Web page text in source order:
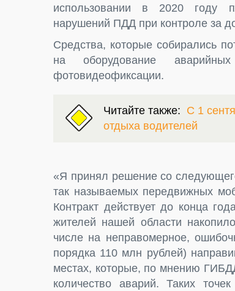
использовании в 2020 году
нарушений ПДД при контроле за
Средства, которые собирались
на оборудование
фотовидеофиксации.
Читайте также: С 1
отдыха водителей
«Я принял решение со
так называемых передвижных
Контракт действует до конца
жителей нашей области
числе на неправомерное,
порядка 110 млн рублей)
местах, которые, по мнению
количество аварий. Таких